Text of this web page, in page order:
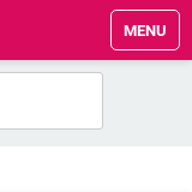
MENU